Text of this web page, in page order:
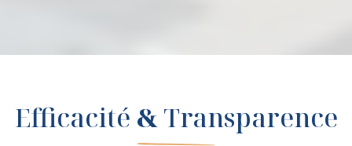
Efficacité &Transparence